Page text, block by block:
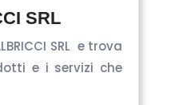
SRL
SRL e trova
e i servizi che